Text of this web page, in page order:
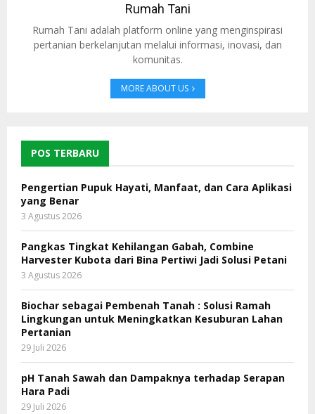
Rumah Tani
Rumah Tani adalah platform online yang menginspirasi
pertanian berkelanjutan melalui informasi, inovasi, dan
komunitas.
MORE ABOUT US
POS TERBARU
Pengertian Pupuk Hayati, Manfaat, dan Cara Aplikasi
yang Benar
3 Agustus 2026
Pangkas Tingkat Kehilangan Gabah, Combine
Harvester Kubota dari Bina Pertiwi Jadi Solusi Petani
3 Agustus 2026
Biochar sebagai Pembenah Tanah : Solusi Ramah
Lingkungan untuk Meningkatkan Kesuburan Lahan
Pertanian
29 Juli 2026
pH Tanah Sawah dan Dampaknya terhadap Serapan
Hara Padi
29 Juli 2026